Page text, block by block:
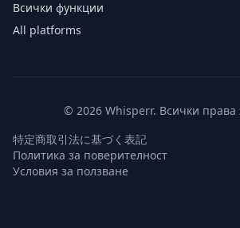
Всички функции
All platforms
© 2026 Whisperr. Всички права
特定商取引法に基づく表記
Политика за поверителност
Условия за ползване